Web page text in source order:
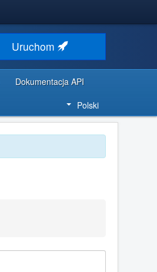
Uruchom
Dokumentacja API
Polski